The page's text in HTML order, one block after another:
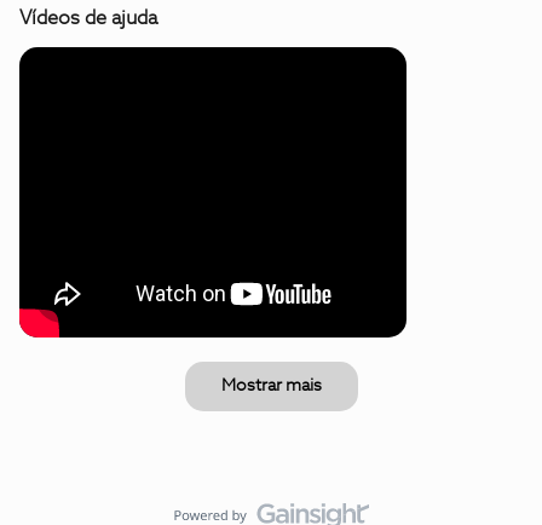
Vídeos de ajuda
Mostrar mais